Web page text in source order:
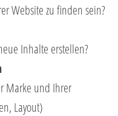
Website zu finden sein?
Inhalte erstellen?
Marke und Ihrer
Layout)